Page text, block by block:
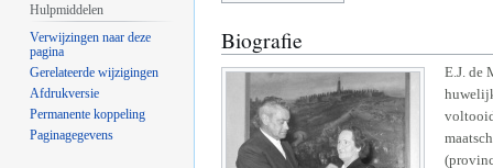
Biografie
E.J. de
Hulpmiddelen
Verwijzingen naar deze
pagina
Gerelateerde wijzigingen
Afdrukversie
Permanente koppeling
Paginagegevens